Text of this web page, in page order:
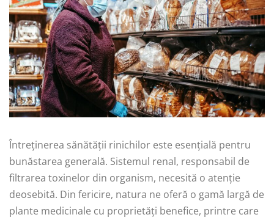
Întreținerea sănătății rinichilor este esențială pentru
bunăstarea generală. Sistemul renal, responsabil de
filtrarea toxinelor din organism, necesită o atenție
deosebită. Din fericire, natura ne oferă o gamă largă de
plante medicinale cu proprietăți benefice, printre care